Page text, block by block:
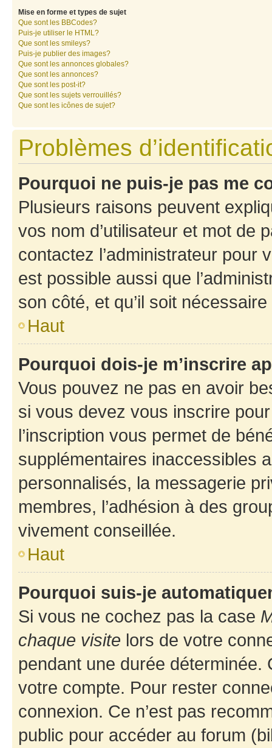
Mise en forme et types de sujet
Que sont les BBCodes?
Puis-je utiliser le HTML?
Que sont les smileys?
Puis-je publier des images?
Que sont les annonces globales?
Que sont les annonces?
Que sont les post-it?
Que sont les sujets verrouillés?
Que sont les icônes de sujet?
Problèmes
Pourquoi ne puis-je pas me
Plusieurs raisons peuvent
vos nom d’utilisateur et mot de
contactez l’administrateur pour
est possible aussi que
son côté, et qu’il soit
Haut
Pourquoi dois-je m’inscrire
Vous pouvez ne pas en avoir
si vous devez vous inscrire
l’inscription vous permet de
supplémentaires inaccessibles
personnalisés, la messagerie
membres, l’adhésion à des
vivement conseillée.
Haut
Pourquoi suis-je
Si vous ne cochez pas la case
chaque visite lors de votre
pendant une durée déterminée.
votre compte. Pour rester
connexion. Ce n’est pas
public pour accéder au forum